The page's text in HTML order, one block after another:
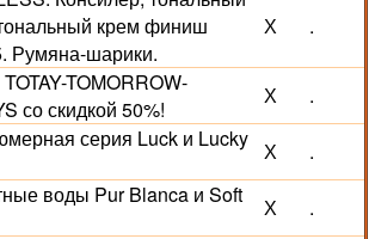
крем финиш
Румяна-шарики.
Х .
TOMORROW-
со скидкой 50%!
Х .
серия Luck и Lucky Х .
воды Pur Blanca и Soft
Х .